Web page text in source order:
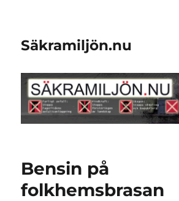
Säkramiljön.nu
Bensin på
folkhemsbrasan